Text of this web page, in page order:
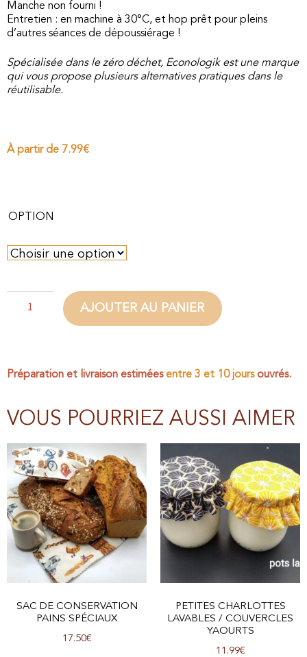
Manche non fourni !
Entretien : en machine à 30°C, et hop prêt pour pleins
d’autres séances de dépoussiérage !
Spécialisée dans le zéro déchet, Econologik est une marque
qui vous propose plusieurs alternatives pratiques dans le
réutilisable.
À partir de 7.99€
OPTION
AJOUTER AU PANIER
Préparation et livraison estimées entre 3 et 10 jours ouvrés.
VOUS POURRIEZ AUSSI AIMER
SAC DE CONSERVATION
PAINS SPÉCIAUX
17.50€
PETITES CHARLOTTES
LAVABLES / COUVERCLES
YAOURTS
11.99€